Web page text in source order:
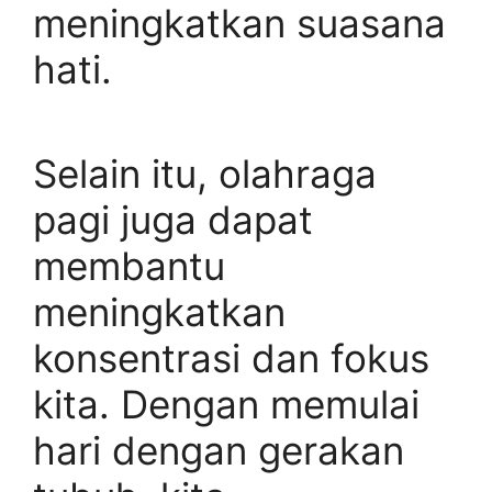
meningkatkan suasana
hati.
Selain itu, olahraga
pagi juga dapat
membantu
meningkatkan
konsentrasi dan fokus
kita. Dengan memulai
hari dengan gerakan